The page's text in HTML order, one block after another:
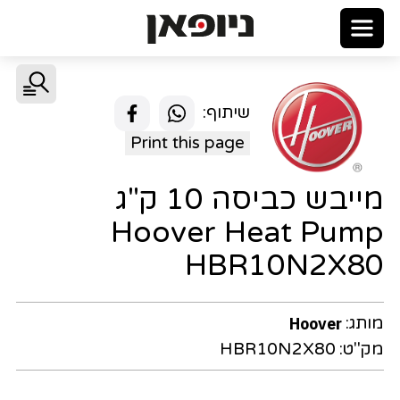
שיתוף:
Print this page
מייבש כביסה 10 ק"ג
Hoover Heat Pump
HBR10N2X80
מותג: Hoover
מק"ט: HBR10N2X80